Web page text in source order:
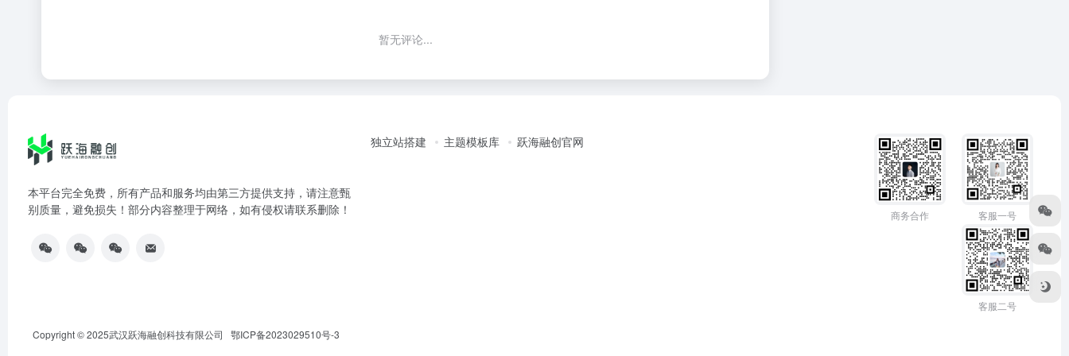
暂无评论...
本平台完全免费，所有产品和服务均由第三方提供支持，请注意甄
别质量，避免损失！部分内容整理于网络，如有侵权请联系删除！
独立站搭建 主题模板库 跃海融创官网
商务合作 客服一号
客服二号
Copyright © 2025武汉跃海融创科技有限公司 鄂ICP备2023029510号-3